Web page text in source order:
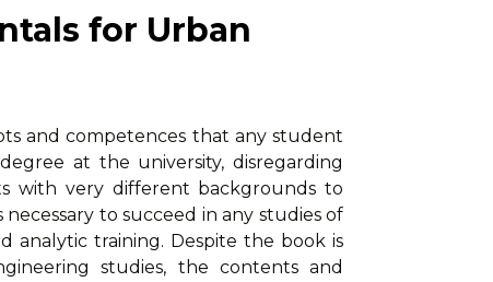
for Urban
and competences that any student
at the university, disregarding
with very different backgrounds to
to succeed in any studies of
analytic training. Despite the book is
studies, the contents and